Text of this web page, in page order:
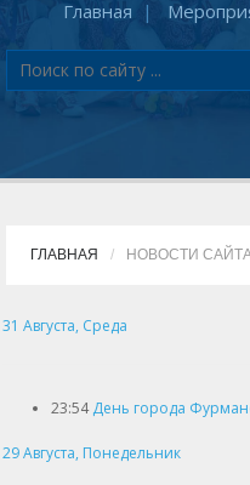
Главная
ГЛАВНАЯ НОВОСТИ
31 Августа, Среда
23:54 День города
29 Августа, Понедельник